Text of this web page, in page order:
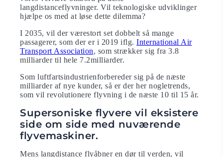
langdistanceflyvninger. Vil teknologiske udviklinger
hjælpe os med at løse dette dilemma?
I 2035, vil der værestort set dobbelt så mange
passagerer, som der er i 2019 iflg. International Air
Transport Association, som strækker sig fra 3.8
milliarder til hele 7.2milliarder.
Som luftfartsindustrienforbereder sig på de næste
milliarder af nye kunder, så er der her nogletrends,
som vil revolutionere flyvning i de næste 10 til 15 år.
Supersoniske flyvere vil eksistere
side om side med nuværende
flyvemaskiner.
Mens langdistance flyåbner en dør til verden, vil